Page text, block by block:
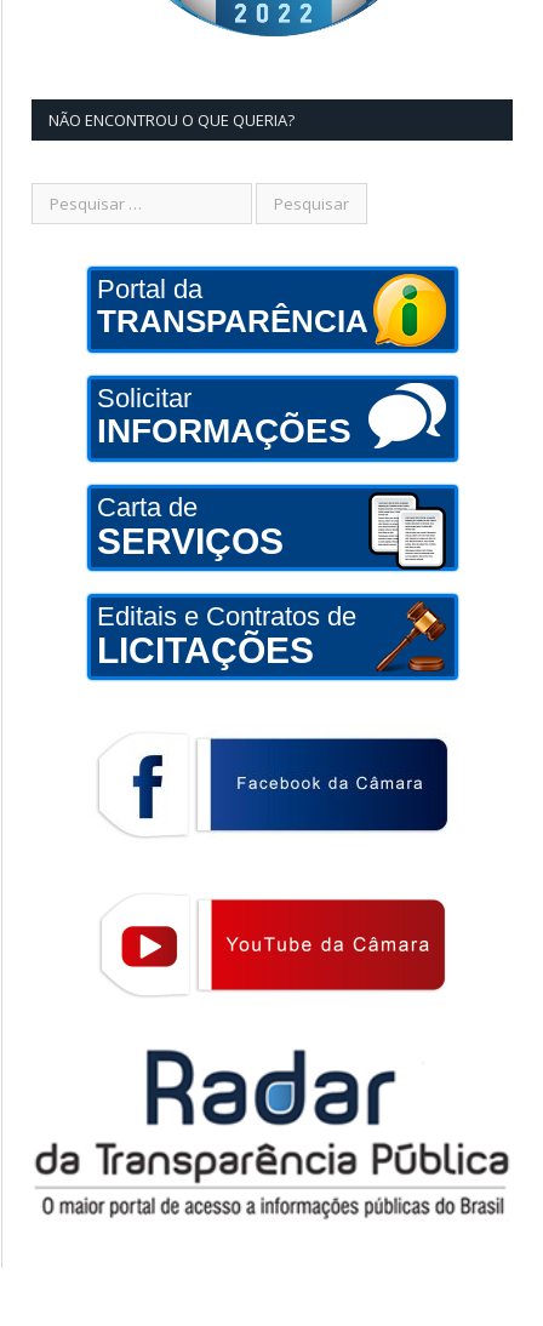
NÃO ENCONTROU O QUE QUERIA?
Portal da
TRANSPARÊNCIA
Solicitar
INFORMAÇÕES
Carta de
SERVIÇOS
Editais e Contratos de
LICITAÇÕES